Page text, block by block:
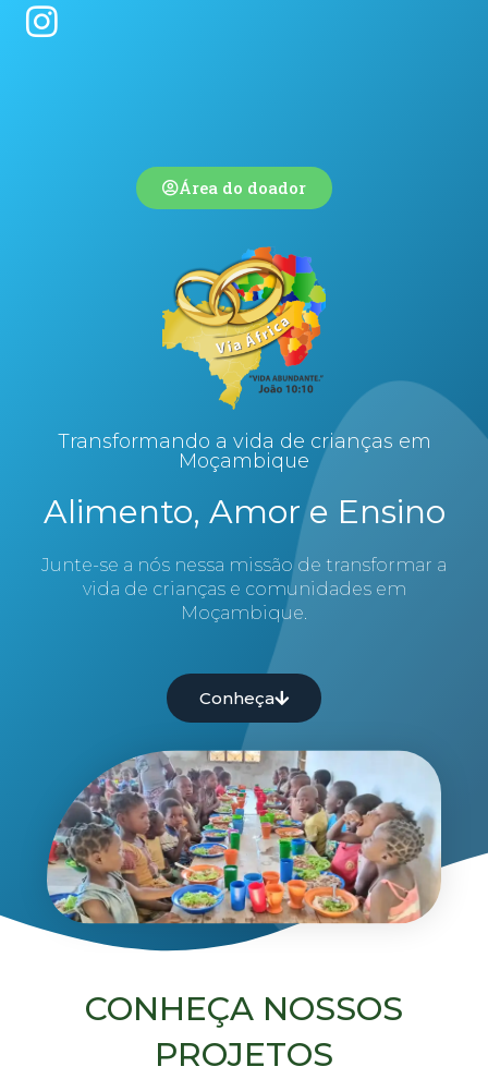
Transformando a vida de crianças em
Moçambique
Alimento, Amor e Ensino
Junte-se a nós nessa missão de transformar a
vida de crianças e comunidades em
Moçambique.
Conheça
Área do doador
CONHEÇA NOSSOS
PROJETOS